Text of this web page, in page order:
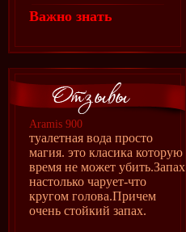
Важно знать
Aramis 900
туалетная вода просто
магия. это класика которую
время не может убить.Запах
настолько чарует-что
кругом голова.Причем
очень стойкий запах.